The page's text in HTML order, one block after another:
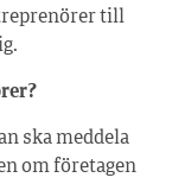
till
ska meddela
om företagen